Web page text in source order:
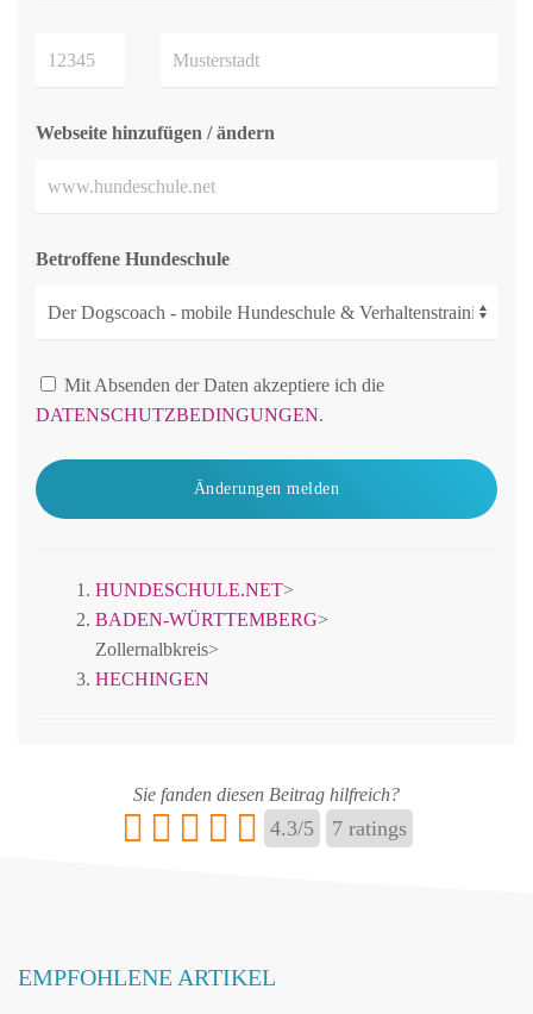
Webseite hinzufügen / ändern
Betroffene Hundeschule
Mit Absenden der Daten akzeptiere ich die
DATENSCHUTZBEDINGUNGEN.
Änderungen melden
HUNDESCHULE.NET>
BADEN-WÜRTTEMBERG>
Zollernalbkreis>
HECHINGEN
Sie fanden diesen Beitrag hilfreich?
4.3/5 7ratings
EMPFOHLENE ARTIKEL